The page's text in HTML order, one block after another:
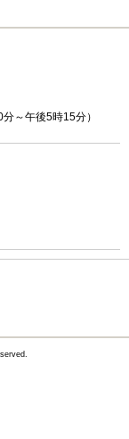
～午後5時15分）